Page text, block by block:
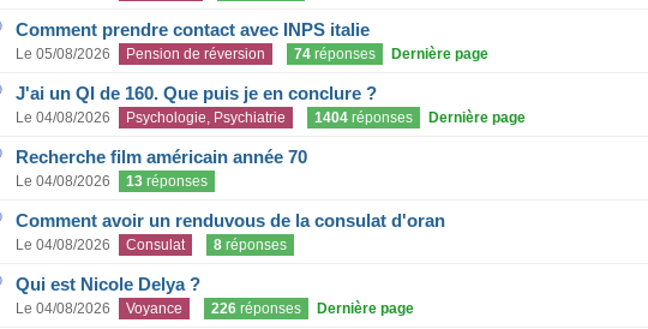
Comment prendre contact avec INPS italie
Le 05/08/2026 Pension de réversion 74réponses Dernière page
J'ai un QI de 160. Que puis je en conclure ?
Le 04/08/2026 Psychologie, Psychiatrie 1404réponses Dernière page
Recherche film américain année 70
Le 04/08/2026 13réponses
Comment avoir un renduvous de la consulat d'oran
Le 04/08/2026 Consulat 8réponses
Qui est Nicole Delya ?
Le 04/08/2026 Voyance 226réponses Dernière page